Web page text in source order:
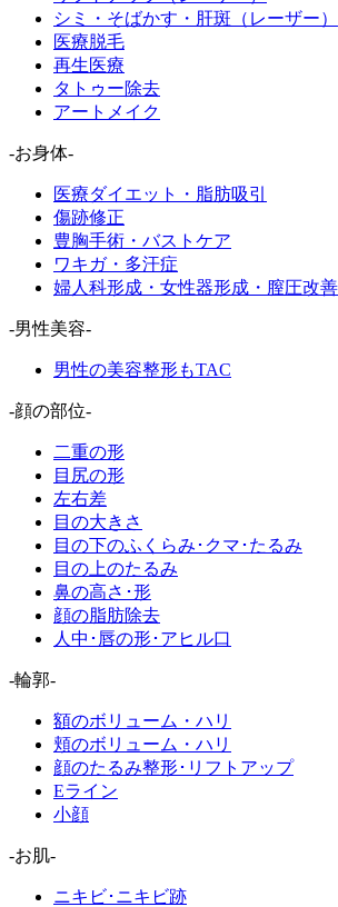
シミ・そばかす・肝斑（レーザー）
医療脱毛
再生医療
タトゥー除去
アートメイク
-お身体-
医療ダイエット・脂肪吸引
傷跡修正
豊胸手術・バストケア
ワキガ・多汗症
婦人科形成・女性器形成・膣圧改
-男性美容-
男性の美容整形もTAC
-顔の部位-
二重の形
目尻の形
左右差
目の大きさ
目の下のふくらみ･クマ･たるみ
目の上のたるみ
鼻の高さ･形
顔の脂肪除去
人中･唇の形･アヒル口
-輪郭-
額のボリューム・ハリ
頬のボリューム・ハリ
顔のたるみ整形･リフトアップ
Eライン
小顔
-お肌-
ニキビ･ニキビ跡